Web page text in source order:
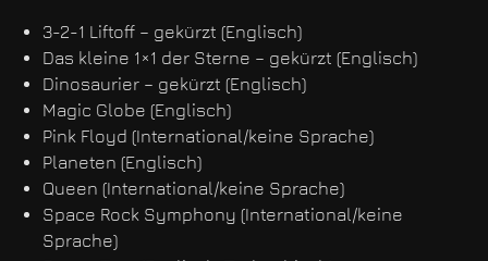
3-2-1 Liftoff – gekürzt (Englisch)
Das kleine 1×1 der Sterne – gekürzt (Englisch)
Dinosaurier – gekürzt (Englisch)
Magic Globe (Englisch)
Pink Floyd (International/keine Sprache)
Planeten (Englisch)
Queen (International/keine Sprache)
Space Rock Symphony (International/keine
Sprache)